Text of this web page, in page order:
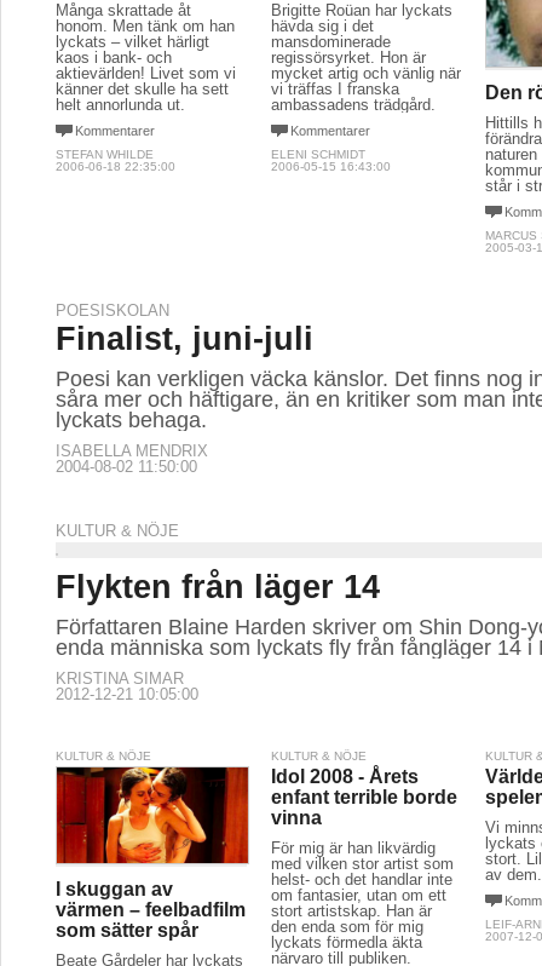
Många skrattade åt
honom. Men tänk om han
lyckats – vilket härligt
kaos i bank- och
aktievärlden! Livet som vi
känner det skulle ha sett
helt annorlunda ut.
Kommentarer
STEFAN WHILDE
2006-06-18 22:35:00
Brigitte Roüan har lyckats
hävda sig i det
mansdominerade
regissörsyrket. Hon är
mycket artig och vänlig när
vi träffas I franska
ambassadens trädgård.
Kommentarer
ELENI SCHMIDT
2006-05-15 16:43:00
Den
Hittills
står i
MARCUS
2005-03-
POESISKOLAN
Finalist, juni-juli
Poesi kan verkligen väcka känslor. Det finns nog
såra mer och häftigare, än en kritiker som man
lyckats behaga.
ISABELLA MENDRIX
2004-08-02 11:50:00
KULTUR & NÖJE
Flykten från läger 14
Författaren Blaine Harden skriver om Shin Dong-
enda människa som lyckats fly från fångläger 14 i
KRISTINA SIMAR
2012-12-21 10:05:00
KULTUR & NÖJE
I skuggan av
värmen – feelbadfilm
som sätter spår
Beate Gårdeler har lyckats
KULTUR & NÖJE
Idol 2008 - Årets
enfant terrible borde
vinna
För mig är han likvärdig
med vilken stor artist som
helst- och det handlar inte
om fantasier, utan om ett
stort artistskap. Han är
den enda som för mig
lyckats förmedla äkta
närvaro till publiken.
KULTUR
Vi
lyckats
stort.
av dem.
LEIF-
2007-12-